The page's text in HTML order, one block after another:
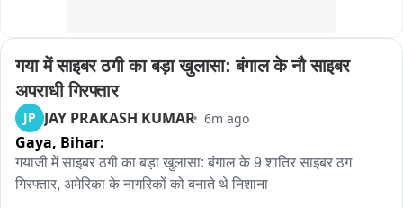
गया में साइबर ठगी का बड़ा खुलासा: बंगाल के नौ साइबर
अपराधी गिरफ्तार
JP JAY PRAKASH KUMAR 6m ago
Gaya, Bihar:
गयाजी में साइबर ठगी का बड़ा खुलासा: बंगाल के 9 शातिर साइबर ठग
गिरफ्तार, अमेरिका के नागरिकों को बनाते थे निशाना